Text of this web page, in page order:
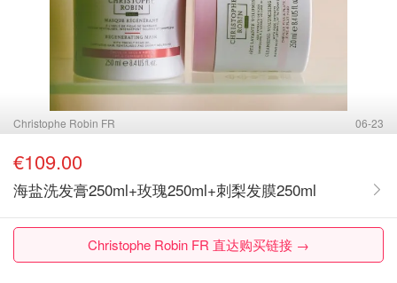
Christophe Robin FR 06-23
€109.00
海盐洗发膏250ml+玫瑰250ml+刺梨发膜250ml
Christophe Robin FR 直达购买链接 →